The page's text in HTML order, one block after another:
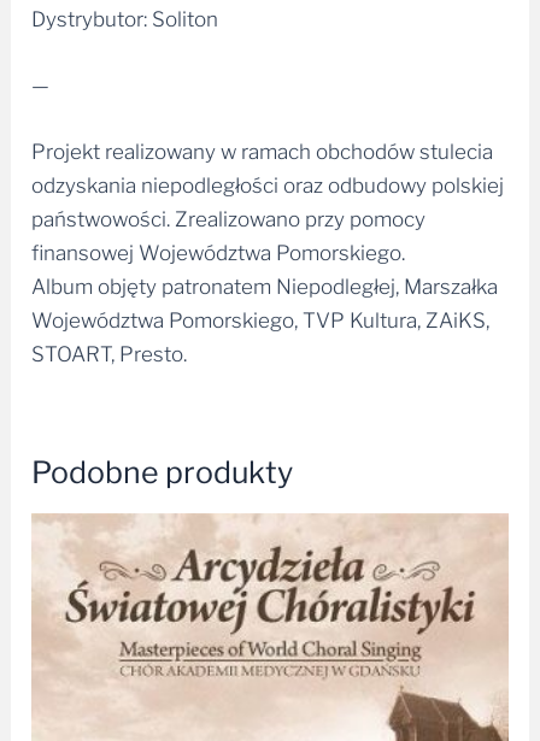
Dystrybutor: Soliton
—
Projekt realizowany w ramach obchodów stulecia
odzyskania niepodległości oraz odbudowy polskiej
państwowości. Zrealizowano przy pomocy
finansowej Województwa Pomorskiego.
Album objęty patronatem Niepodległej, Marszałka
Województwa Pomorskiego, TVP Kultura, ZAiKS,
STOART, Presto.
Podobne produkty